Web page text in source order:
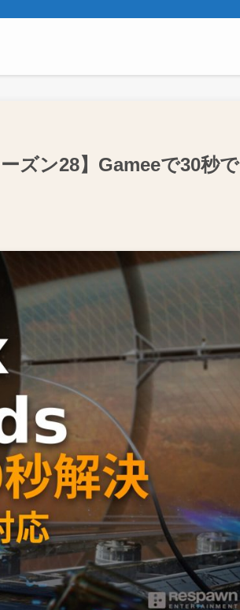
ズン28】Gameeで30秒で